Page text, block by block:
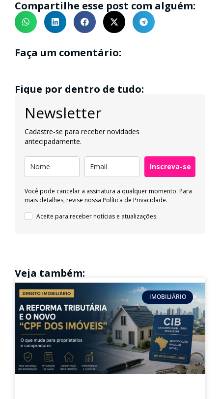
Compartilhe esse post com alguém:
Faça um comentário:
Fique por dentro de tudo:
Newsletter
Cadastre-se para receber novidades
antecipadamente.
Inscreva-se
Você pode cancelar a assinatura a qualquer momento. Para
mais detalhes, revise nossa Política de Privacidade.
Aceite para receber notícias e atualizações.
Veja também:
IMOBILIÁRIO